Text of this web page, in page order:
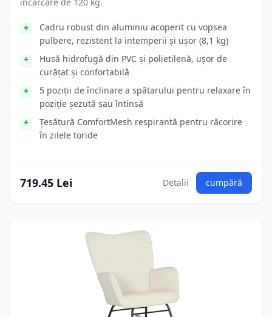
Cadru robust din aluminiu acoperit cu vopsea
pulbere, rezistent la intemperii și ușor (8,1 kg)
Husă hidrofugă din PVC și polietilenă, ușor de
curățat și confortabilă
5 poziții de înclinare a spătarului pentru relaxare în
poziție șezută sau întinsă
Țesătură ComfortMesh respirantă pentru răcorire
în zilele toride
719.45 Lei Detalii cumpără